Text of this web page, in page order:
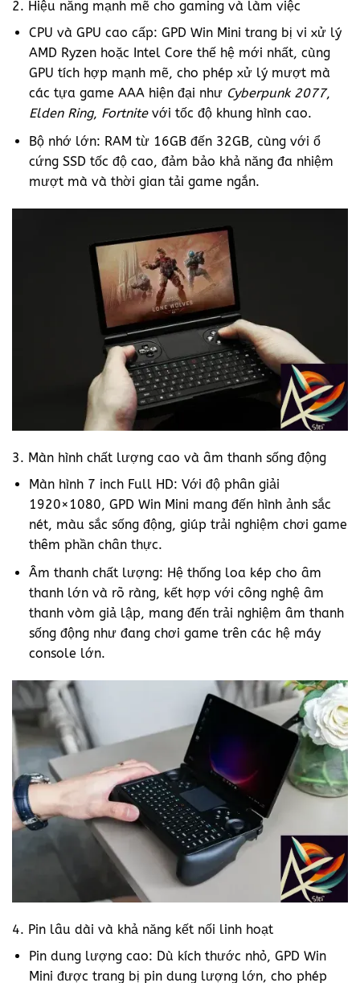
2. Hiệu năng mạnh mẽ cho gaming và làm việc
CPU và GPU cao cấp: GPD Win Mini trang bị vi xử lý
AMD Ryzen hoặc Intel Core thế hệ mới nhất, cùng
GPU tích hợp mạnh mẽ, cho phép xử lý mượt mà
các tựa game AAA hiện đại như Cyberpunk 2077,
Elden Ring, Fortnitevới tốc độ khung hình cao.
Bộ nhớ lớn: RAM từ 16GB đến 32GB, cùng với ổ
cứng SSD tốc độ cao, đảm bảo khả năng đa nhiệm
mượt mà và thời gian tải game ngắn.
3. Màn hình chất lượng cao và âm thanh sống động
Màn hình 7 inch Full HD: Với độ phân giải
1920×1080, GPD Win Mini mang đến hình ảnh sắc
nét, màu sắc sống động, giúp trải nghiệm chơi game
thêm phần chân thực.
Âm thanh chất lượng: Hệ thống loa kép cho âm
thanh lớn và rõ ràng, kết hợp với công nghệ âm
thanh vòm giả lập, mang đến trải nghiệm âm thanh
sống động như đang chơi game trên các hệ máy
console lớn.
4. Pin lâu dài và khả năng kết nối linh hoạt
Pin dung lượng cao: Dù kích thước nhỏ, GPD Win
Mini được trang bị pin dung lượng lớn, cho phép